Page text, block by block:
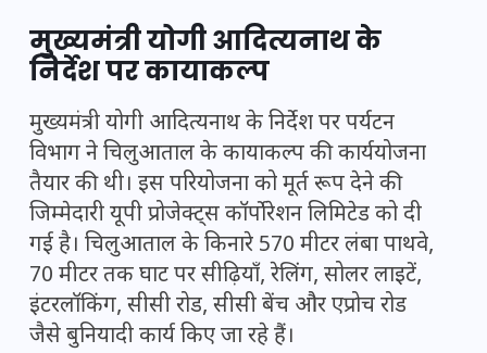
मुख्यमंत्री योगी आदित्यनाथ के
निर्देश पर कायाकल्प
मुख्यमंत्री योगी आदित्यनाथ के निर्देश पर पर्यटन
विभाग ने चिलुआताल के कायाकल्प की कार्ययोजना
तैयार की थी। इस परियोजना को मूर्त रूप देने की
जिम्मेदारी यूपी प्रोजेक्ट्स कॉर्पोरेशन लिमिटेड को दी
गई है। चिलुआताल के किनारे 570 मीटर लंबा पाथवे,
70 मीटर तक घाट पर सीढ़ियाँ, रेलिंग, सोलर लाइटें,
इंटरलॉकिंग, सीसी रोड, सीसी बेंच और एप्रोच रोड
जैसे बुनियादी कार्य किए जा रहे हैं।